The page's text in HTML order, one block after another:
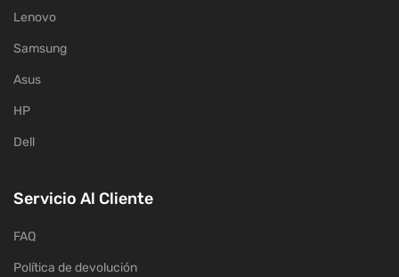
Lenovo
Samsung
Asus
HP
Dell
Servicio Al Cliente
FAQ
Política de devolución